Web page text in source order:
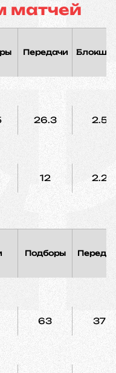
матчей
Передачи
26.3 2.5
12 2.2
Подборы
63 37